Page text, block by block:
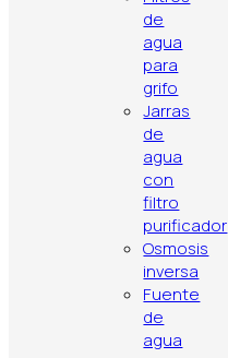
de
agua
para
grifo
Jarras
de
agua
con
filtro
purificador
Osmosis
inversa
Fuente
de
agua